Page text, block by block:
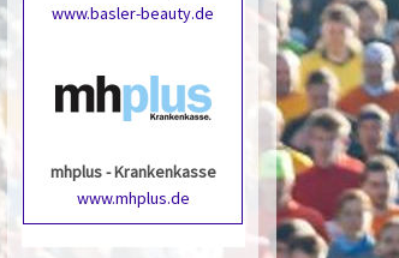
www.basler-beauty.de
mhplus - Krankenkasse
www.mhplus.de